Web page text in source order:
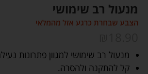
מנעול רב שימושי
הצבע שבחרת כרגע אזל מהמלאי
מנעול רב שימושי למגוון פתרונות
קל להתקנה ולהסרה.